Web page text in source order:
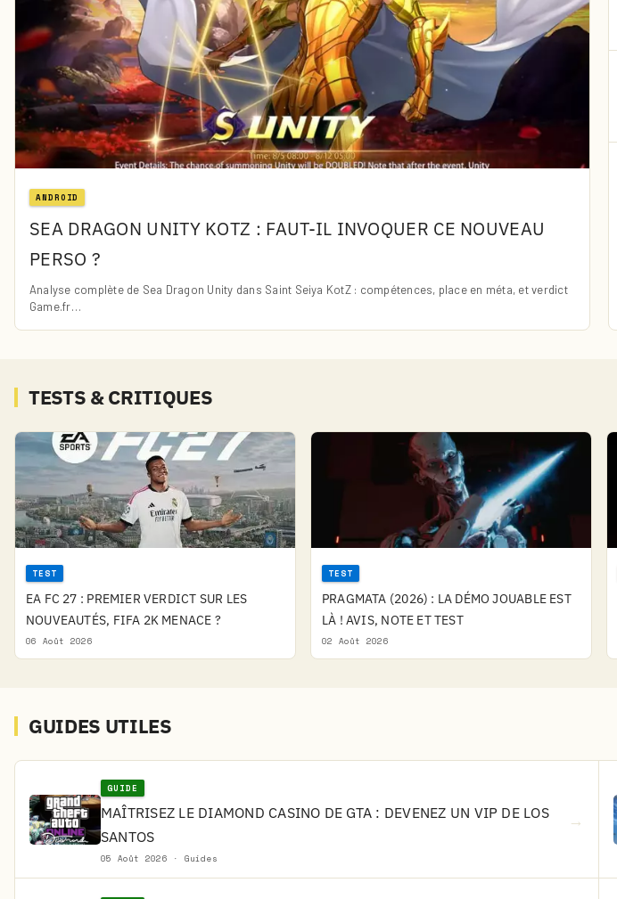
ANDROID
SEA DRAGON UNITY KOTZ : FAUT-IL INVOQUER CE NOUVEAU
PERSO ?
Analyse complète de Sea Dragon Unity dans Saint Seiya KotZ : compétences, place en méta, et verdict
Game.fr…
TESTS & CRITIQUES
TEST
EA FC 27 : PREMIER VERDICT SUR LES
NOUVEAUTÉS, FIFA 2K MENACE ?
06 Août 2026
TEST
PRAGMATA (2026) : LA DÉMO JOUABLE EST
LÀ ! AVIS, NOTE ET TEST
02 Août 2026
GUIDES UTILES
GUIDE
MAÎTRISEZ LE DIAMOND CASINO DE GTA : DEVENEZ UN VIP DE LOS
SANTOS
05 Août 2026 · Guides
→